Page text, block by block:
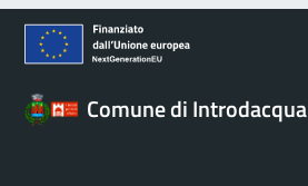
Comune di Introdacqua